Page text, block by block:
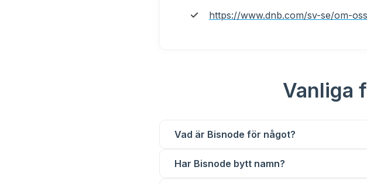
https://www.dnb.com/sv-se/om-
Vanliga
Vad är Bisnode för något?
Har Bisnode bytt namn?